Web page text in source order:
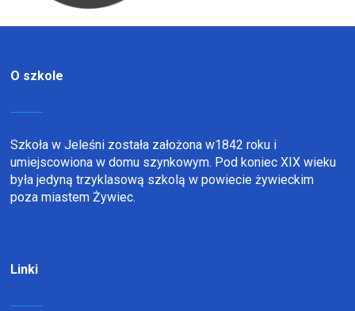
O szkole
Szkoła w Jeleśni została założona w1842 roku i
umiejscowiona w domu szynkowym. Pod koniec XIX wieku
była jedyną trzyklasową szkolą w powiecie żywieckim
poza miastem Żywiec.
Linki